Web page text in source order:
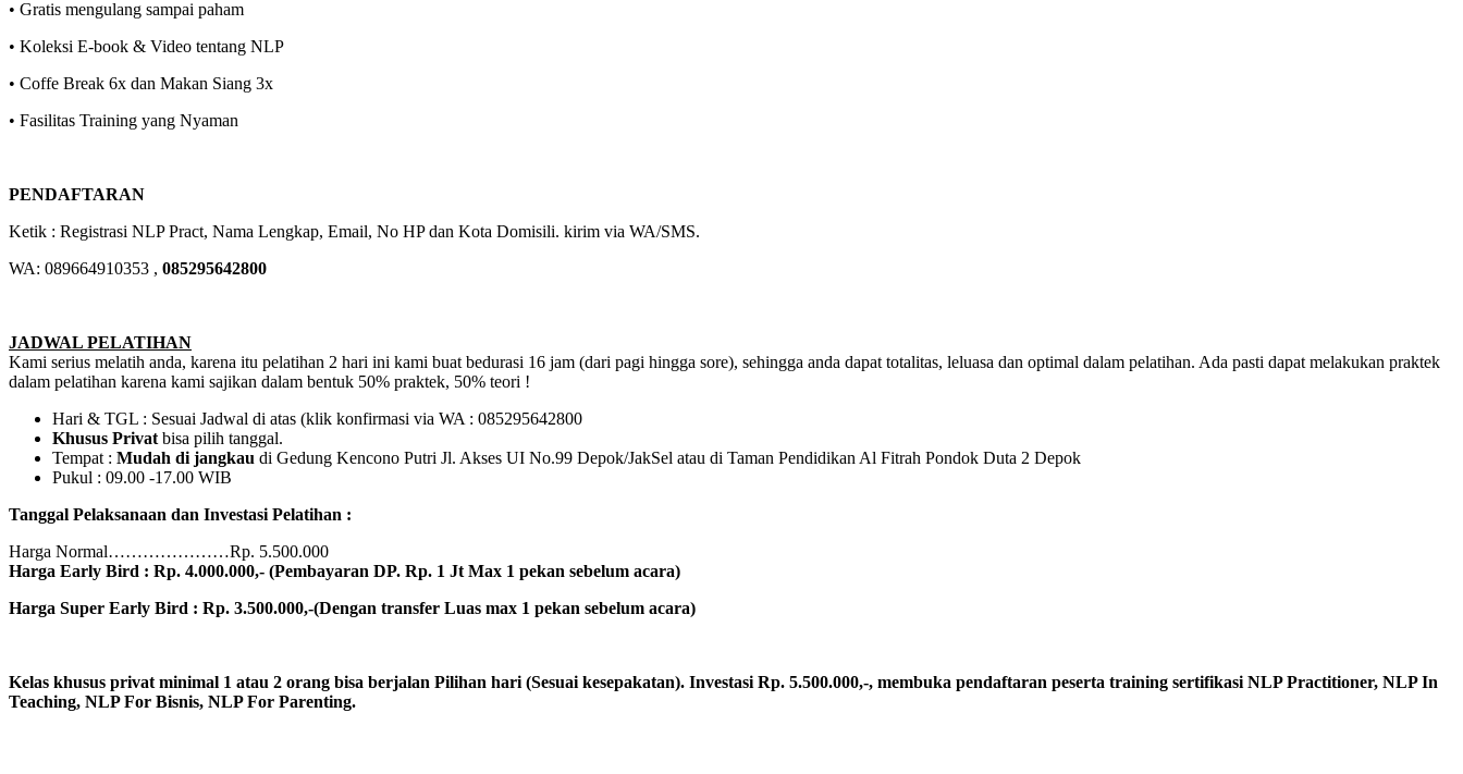
• Gratis mengulang sampai paham
• Koleksi E-book & Video tentang NLP
• Coffe Break 6x dan Makan Siang 3x
• Fasilitas Training yang Nyaman
PENDAFTARAN
Ketik : Registrasi NLP Pract, Nama Lengkap, Email, No HP dan Kota Domisili. kirim via WA/SMS.
WA: 089664910353 , 085295642800
JADWAL PELATIHAN
Kami serius melatih anda, karena itu pelatihan 2 hari ini kami buat bedurasi 16 jam (dari pagi hingga sore), sehingga anda dapat totalitas, leluasa dan optimal dalam pelatihan. Ada pasti dapat melakukan praktek
dalam pelatihan karena kami sajikan dalam bentuk 50% praktek, 50% teori !
Hari & TGL : Sesuai Jadwal di atas (klik konfirmasi via WA : 085295642800
Khusus Privat bisa pilih tanggal.
Tempat : Mudah di jangkau di Gedung Kencono Putri Jl. Akses UI No.99 Depok/JakSel atau di Taman Pendidikan Al Fitrah Pondok Duta 2 Depok
Pukul : 09.00 -17.00 WIB
Tanggal Pelaksanaan dan Investasi Pelatihan :
Harga Normal…………………Rp. 5.500.000
Harga Early Bird : Rp. 4.000.000,- (Pembayaran DP. Rp. 1 Jt Max 1 pekan sebelum acara)
Harga Super Early Bird : Rp. 3.500.000,-(Dengan transfer Luas max 1 pekan sebelum acara)
Kelas khusus privat minimal 1 atau 2 orang bisa berjalan Pilihan hari (Sesuai kesepakatan). Investasi Rp. 5.500.000,-, membuka pendaftaran peserta training sertifikasi NLP Practitioner, NLP In
Teaching, NLP For Bisnis, NLP For Parenting.